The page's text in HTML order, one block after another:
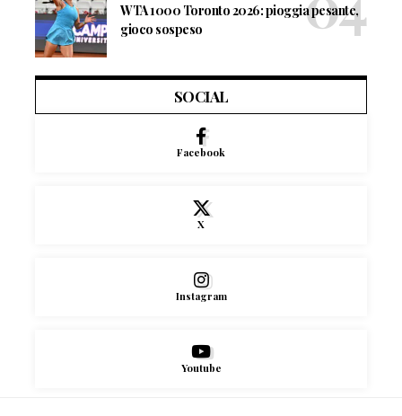
WTA 1000 Toronto 2026: pioggia pesante,
gioco sospeso
SOCIAL
Facebook
X
Instagram
Youtube